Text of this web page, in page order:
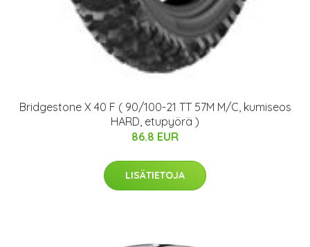
Bridgestone X 40 F ( 90/100-21 TT 57M M/C, kumiseos
HARD, etupyörä )
86.8 EUR
LISÄTIETOJA